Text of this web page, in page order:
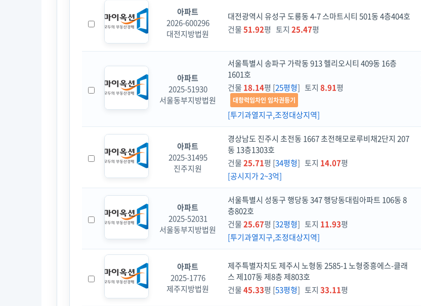
아파트
2026-600296
대전지방법원
대전광역시 유성구 도룡동 4-7 스마트시티 501동 4층404호
건물51.92평 토지 25.47평
아파트
2025-51930
서울동부지방법원
서울특별시 송파구 가락동 913 헬리오시티 409동 16층
1601호
건물 18.14평 [25평형] 토지 8.91평
대항력임차인 임차권등기
[투기과열지구,조정대상지역]
아파트
2025-31495
진주지원
경상남도 진주시 초전동 1667 초전해모로루비채2단지 207
동 13층1303호
건물25.71평 [34평형] 토지 14.07평
[공시지가 2~3억]
아파트
2025-52031
서울동부지방법원
서울특별시 성동구 행당동 347 행당동대림아파트 106동 8
층802호
건물25.67평 [32평형] 토지 11.93평
[투기과열지구,조정대상지역]
아파트
2025-1776
제주지방법원
제주특별자치도 제주시 노형동 2585-1 노형중흥에스-클래
스 제107동 제8층 제803호
건물45.33평 [53평형] 토지 33.11평